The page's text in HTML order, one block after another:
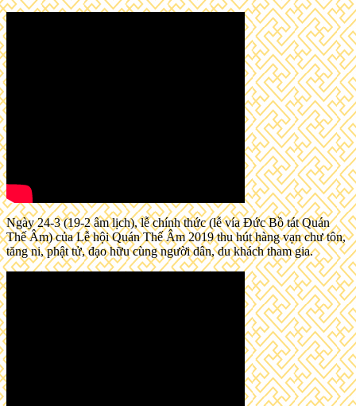
Ngày 24-3 (19-2 âm lịch), lễ chính thức (lễ vía Đức Bồ tát Quán
Thế Âm) của Lễ hội Quán Thế Âm 2019 thu hút hàng vạn chư tôn,
tăng ni, phật tử, đạo hữu cùng người dân, du khách tham gia.